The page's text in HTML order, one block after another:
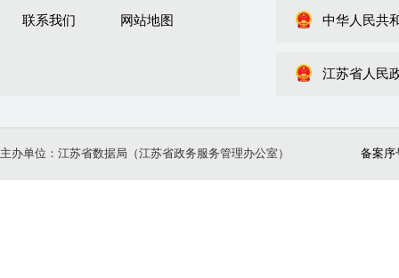
联系我们 网站地图 中华人民共
江苏省人民
主办单位：江苏省数据局（江苏省政务服务管理办公室） 备案序